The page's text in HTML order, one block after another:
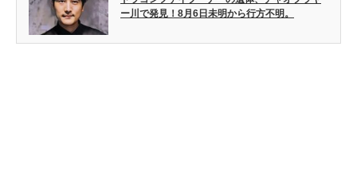
ー川で発見！8月6日未明から行方不明。